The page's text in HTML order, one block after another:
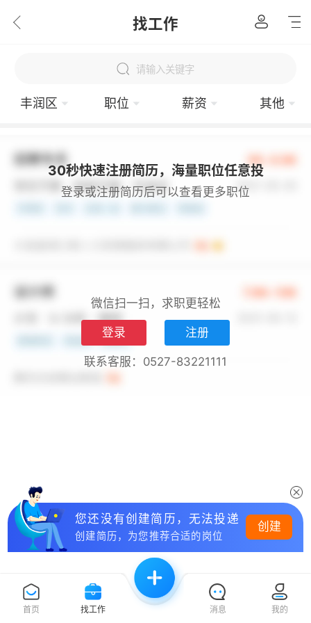
找工作
请输入关键字
丰润区 职位 薪资 其他
30秒快速注册简历，海量职位任意投
登录或注册简历后可以查看更多职位
微信扫一扫，求职更轻松
登录 注册
联系客服：0527-83221111
首页 找工作 消息 我的
您还没有创建简历，无法投递
创建简历，为您推荐合适的岗位
创建